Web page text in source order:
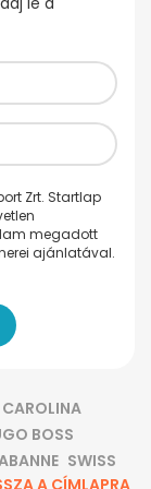
Zrt. Startlap
megadott
ajánlatával.
CAROLINA
BOSS
SWISS
A CÍMLAPRA